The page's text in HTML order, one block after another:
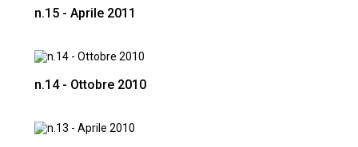
n.15 - Aprile 2011
n.14 - Ottobre 2010